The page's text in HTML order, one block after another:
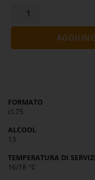
FORMATO
cl.75
ALCOOL
13
TEMPERATURA DI
16/18 °C